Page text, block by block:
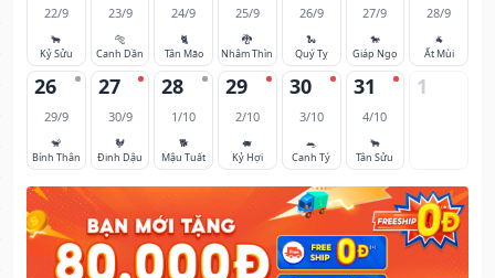
22/9
🐂
Kỷ Sửu
23/9
🐅
Canh Dần
24/9
🐈
Tân Mão
25/9
🐉
Nhâm Thìn
26/9
🐍
Quý Tỵ
27/9
🐎
Giáp Ngọ
28/9
🐐
Ất Mùi
26
29/9
🐒
Bính Thân
27
30/9
🐓
Đinh Dậu
28
1/10
🐕
Mậu Tuất
29
2/10
🐖
Kỷ Hợi
30
3/10
🐀
Canh Tý
31
4/10
🐂
Tân Sửu
1